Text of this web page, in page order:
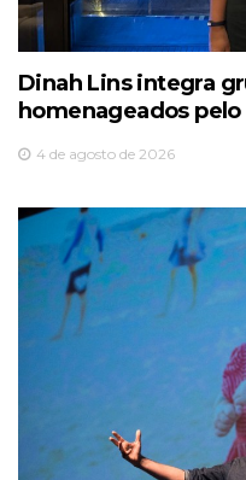
Dinah Lins integra
homenageados pelo
4 de agosto de 2026